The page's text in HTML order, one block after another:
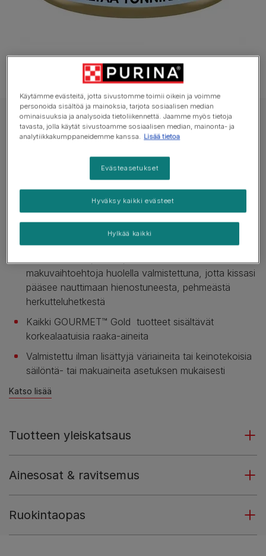
GOURMET Märkäruoka Kissa
GOURMET® Gold Mousse sisältää Tonnikala
Ei vielä ääniä
Saatavilla pakkauksissa: 85g
Aikuisen kissan täysravinto
GOURMET™ Gold -mousse: pehmeä mousse, joka
makuvaihtoehtoja huolella valmistettuna, jotta kissasi
pääsee nauttimaan hienostuneesta, pehmeästä
herkutteluhetkestä
Kaikki GOURMET™ Gold tuotteet sisältävät
korkealaatuisia raaka-aineita
Valmistettu ilman lisättyjä väriaineita tai keinotekoisia
säilöntä- tai makuaineita asetuksen mukaisesti
Katso lisää
Tuotteen yleiskatsaus
Ainesosat & ravitsemus
Ruokintaopas
Käytämme evästeitä, jotta sivustomme toimii oikein ja voimme
personoida sisältöä ja mainoksia, tarjota sosiaalisen median
ominaisuuksia ja analysoida tietoliikennettä. Jaamme myös tietoja
tavasta, jolla käytät sivustoamme sosiaalisen median, mainonta- ja
analytiikkakumppaneidemme kanssa. Lisää tietoa
Evästeasetukset
Hylkää kaikki
Hyväksy kaikki evästeet